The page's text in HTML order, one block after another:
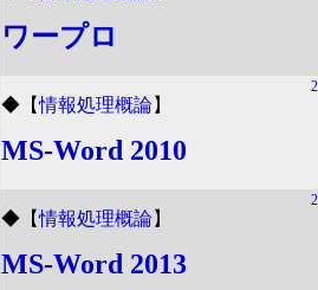
ワープロ
◆ 【情報処理概論】
MS-Word 2010
◆ 【情報処理概論】
MS-Word 2013